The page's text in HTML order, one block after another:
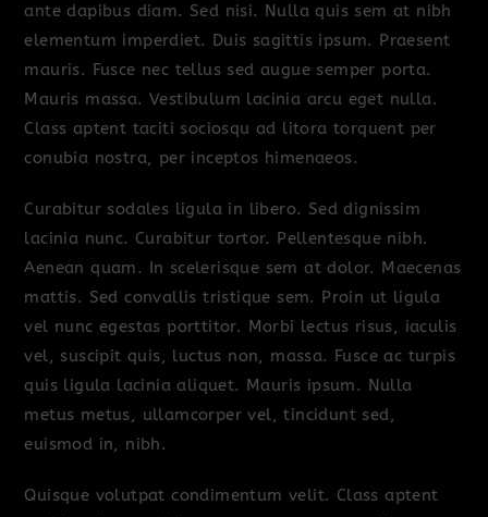
ante dapibus diam. Sed nisi. Nulla quis sem at nibh
elementum imperdiet. Duis sagittis ipsum. Praesent
mauris. Fusce nec tellus sed augue semper porta.
Mauris massa. Vestibulum lacinia arcu eget nulla.
Class aptent taciti sociosqu ad litora torquent per
conubia nostra, per inceptos himenaeos.
Curabitur sodales ligula in libero. Sed dignissim
lacinia nunc. Curabitur tortor. Pellentesque nibh.
Aenean quam. In scelerisque sem at dolor. Maecenas
mattis. Sed convallis tristique sem. Proin ut ligula
vel nunc egestas porttitor. Morbi lectus risus, iaculis
vel, suscipit quis, luctus non, massa. Fusce ac turpis
quis ligula lacinia aliquet. Mauris ipsum. Nulla
metus metus, ullamcorper vel, tincidunt sed,
euismod in, nibh.
Quisque volutpat condimentum velit. Class aptent